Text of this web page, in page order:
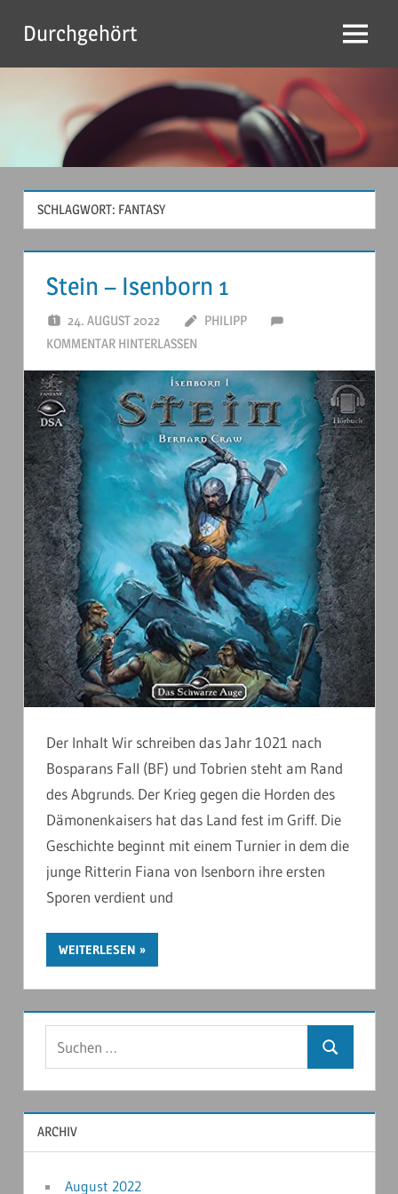
Inhalt
springen
Durchgehört Menu
SCHLAGWORT: FANTASY
Stein – Isenborn 1
24. AUGUST 2022
PHILIPP
KOMMENTAR HINTERLASSEN
Der Inhalt Wir schreiben das Jahr 1021 nach
Bosparans Fall (BF) und Tobrien steht am Rand
des Abgrunds. Der Krieg gegen die Horden des
Dämonenkaisers hat das Land fest im Griff. Die
Geschichte beginnt mit einem Turnier in dem die
junge Ritterin Fiana von Isenborn ihre ersten
Sporen verdient und
WEITERLESEN
ARCHIV
August 2022